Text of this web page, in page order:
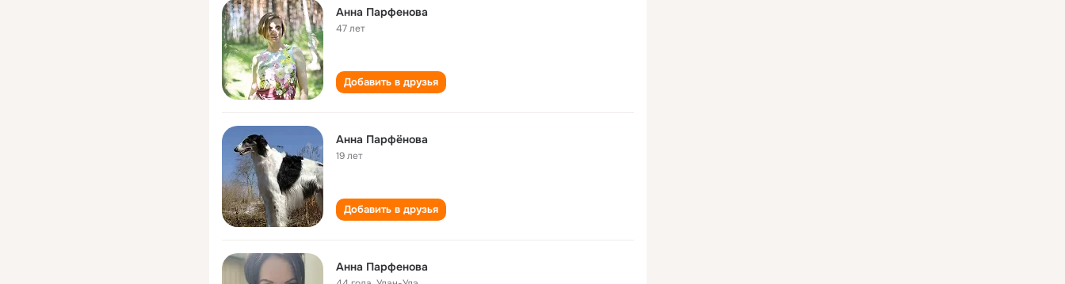
Анна Парфенова
47 лет
Добавить в друзья
Анна Парфёнова
19 лет
Добавить в друзья
Анна Парфенова